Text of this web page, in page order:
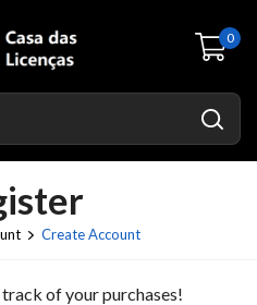
0
Create Account
of your purchases!